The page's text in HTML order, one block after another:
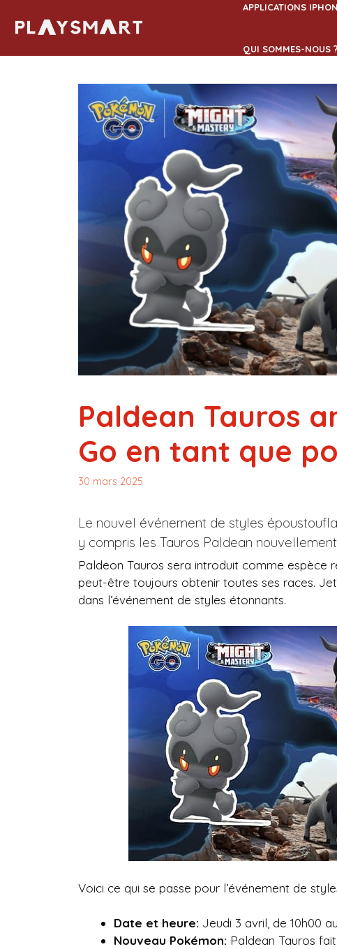
APPLICATIONS
QUI SOMMES-NOUS ?
Paldean Tauros
Go en tant que
30 mars 2025
Le nouvel événement de styles
y compris les Tauros Paldean
Paldeon Tauros sera introduit comme espèce
peut-être toujours obtenir toutes ses races.
dans l’événement de styles étonnants.
Voici ce qui se passe pour l’événement de
Date et heure: Jeudi 3 avril, de 10h00
Nouveau Pokémon: Paldean Tauros